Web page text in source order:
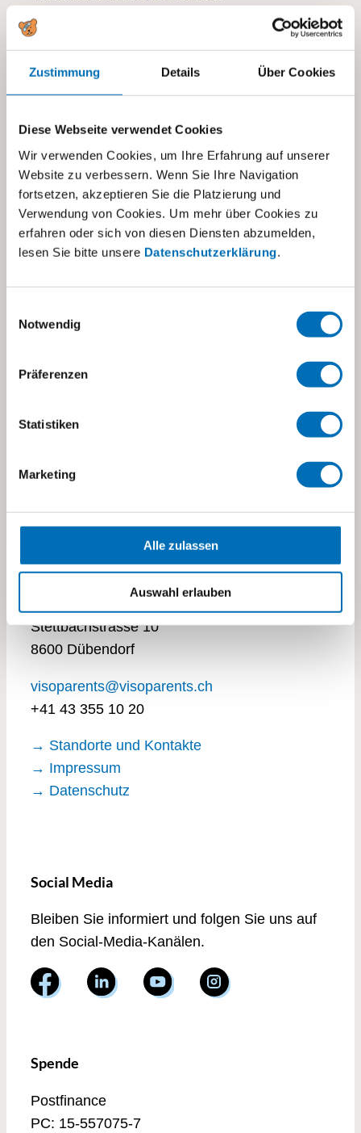
Zustimmung Details Über Cookies
Diese Webseite verwendet Cookies
Wir verwenden Cookies, um Ihre Erfahrung auf unserer
Website zu verbessern. Wenn Sie Ihre Navigation
fortsetzen, akzeptieren Sie die Platzierung und
Verwendung von Cookies. Um mehr über Cookies zu
erfahren oder sich von diesen Diensten abzumelden,
lesen Sie bitte unsere Datenschutzerklärung.
Notwendig
Präferenzen
Statistiken
Marketing
Alle zulassen
Auswahl erlauben
Kosten: Möchten Sie das Angebot näher
kennenlernen? Für Fragen rund um die
Wochenendgestaltung, den Anmeldeprozess und
043 355 10 26.
Zum Kalender hinzufügen
08.12.2023, 18:00
Stiftung visoparents
Stettbachstrasse 10
8600 Dübendorf
visoparents@visoparents.ch
+41 43 355 10 20
→ Standorte und Kontakte
→ Impressum
→ Datenschutz
Social Media
Bleiben Sie informiert und folgen Sie uns auf
den Social-Media-Kanälen.
Spende
Postfinance
PC: 15-557075-7